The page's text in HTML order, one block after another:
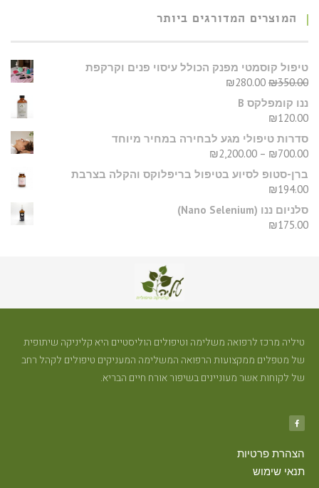
המוצרים המדורגים ביותר
טיפול קוסמטי מפנק הכולל עיסוי פנים וקרקפת
₪350.00
₪280.00
ננו קומפלקס B
₪120.00
סדרות טיפולי מגע לבחירה במחיר מיוחד
₪700.00
–
₪2,200.00
ברן-סטופ לסיוע בטיפול בריפלוקס והקלה בצרבת
₪194.00
סלניום ננו (Nano Selenium)
₪175.00
טיליה מרכז לרפואה משלימה וטיפולים הוליסטיים היא קליניקה שיתופית
של מטפלים ממקצועות הרפואה המשלימה המעניקים טיפולים לקהל רחב
של לקוחות אשר מעוניינים בשיפור אורח חיים הבריא.
הצהרת פרטיות
תנאי שימוש